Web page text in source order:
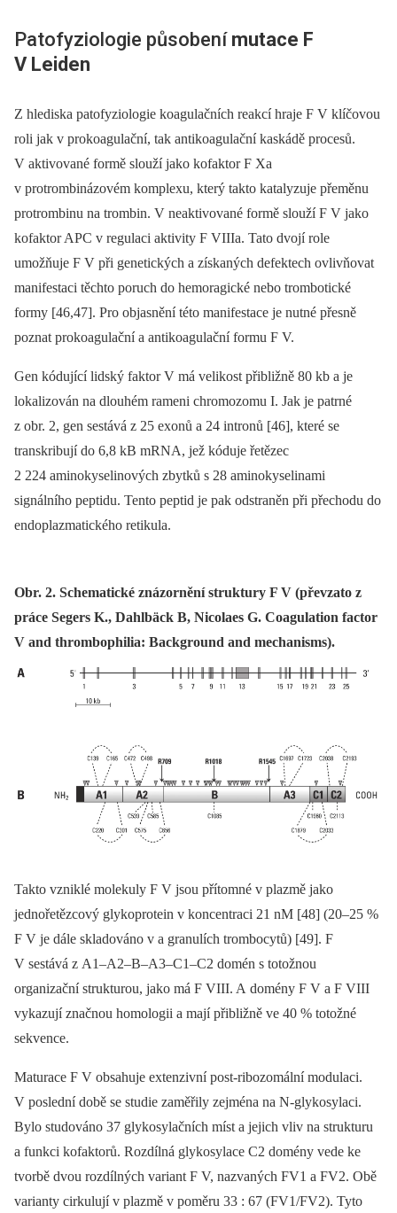
Patofyziologie působení mutace F
V Leiden
Z hlediska patofyziologie koagulačních reakcí hraje F V klíčovou
roli jak v prokoagulační, tak antikoagulační kaskádě procesů.
V aktivované formě slouží jako kofaktor F Xa
v protrombinázovém komplexu, který takto katalyzuje přeměnu
protrombinu na trombin. V neaktivované formě slouží F V jako
kofaktor APC v regulaci aktivity F VIIIa. Tato dvojí role
umožňuje F V při genetických a získaných defektech ovlivňovat
manifestaci těchto poruch do hemoragické nebo trombotické
formy [46,47]. Pro objasnění této manifestace je nutné přesně
poznat prokoagulační a antikoagulační formu F V.
Gen kódující lidský faktor V má velikost přibližně 80 kb a je
lokalizován na dlouhém rameni chromozomu I. Jak je patrné
z obr. 2, gen sestává z 25 exonů a 24 intronů [46], které se
transkribují do 6,8 kB mRNA, jež kóduje řetězec
2 224 aminokyselinových zbytků s 28 aminokyselinami
signálního peptidu. Tento peptid je pak odstraněn při přechodu do
endoplazmatického retikula.
Obr. 2. Schematické znázornění struktury F V (převzato z
práce Segers K., Dahlbäck B, Nicolaes G. Coagulation factor
V and thrombophilia: Background and mechanisms).
Takto vzniklé molekuly F V jsou přítomné v plazmě jako
jednořetězcový glykoprotein v koncentraci 21 nM [48] (20–25 %
F V je dále skladováno v a granulích trombocytů) [49]. F
V sestává z A1–A2–B–A3–C1–C2 domén s totožnou
organizační strukturou, jako má F VIII. A domény F V a F VIII
vykazují značnou homologii a mají přibližně ve 40 % totožné
sekvence.
Maturace F V obsahuje extenzivní post‑ribozomální modulaci.
V poslední době se studie zaměřily zejména na N-glykosylaci.
Bylo studováno 37 glykosylačních míst a jejich vliv na strukturu
a funkci kofaktorů. Rozdílná glykosylace C2 domény vede ke
tvorbě dvou rozdílných variant F V, nazvaných FV1 a FV2. Obě
varianty cirkulují v plazmě v poměru 33 : 67 (FV1/FV2). Tyto